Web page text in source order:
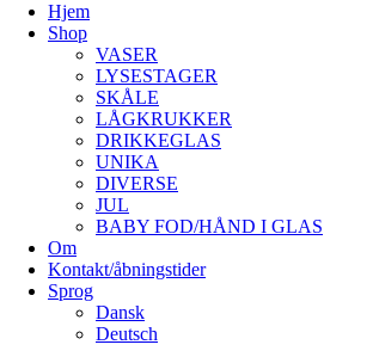
Hjem
Shop
VASER
LYSESTAGER
SKÅLE
LÅGKRUKKER
DRIKKEGLAS
UNIKA
DIVERSE
JUL
BABY FOD/HÅND I GLAS
Om
Kontakt/åbningstider
Sprog
Dansk
Deutsch